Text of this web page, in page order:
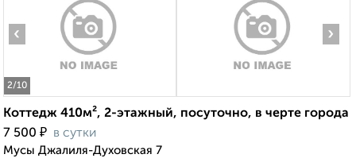
2/10
‹ ›
Коттедж 410м², 2-этажный, посуточно, в черте города
7 500 ₽ в сутки
Мусы Джалиля-Духовская 7